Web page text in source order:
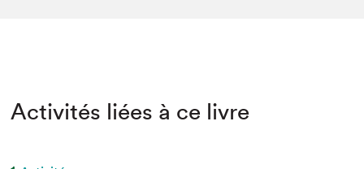
Activités liées à ce livre